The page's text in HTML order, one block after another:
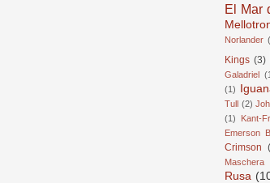
El Mar
Norlander
Kings (3)
Galadriel
(1)
Tull (2)
(1)
Kant-
Emerson
Crimson
Rusa